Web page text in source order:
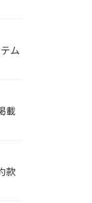
ム
載
款